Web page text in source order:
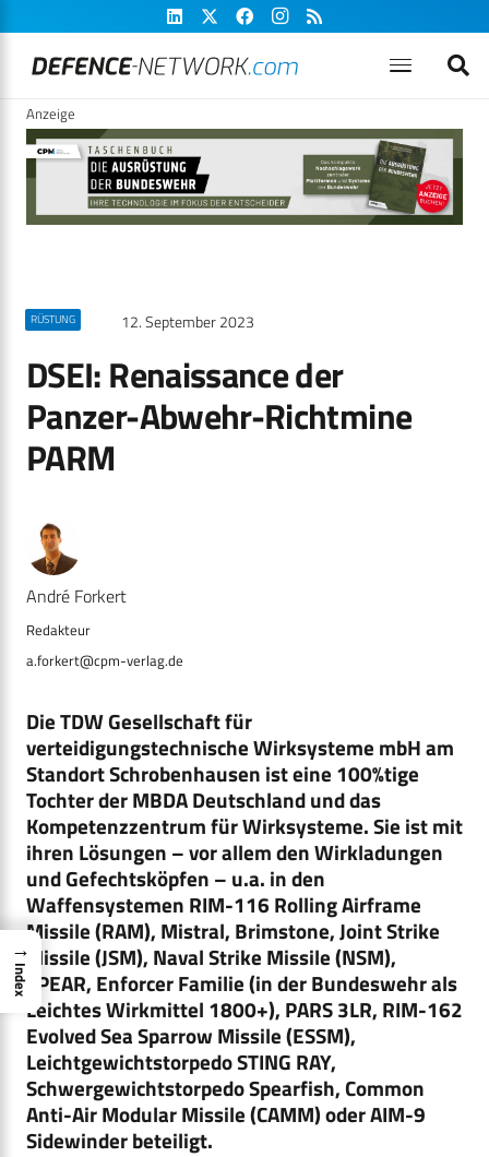
Anzeige
RÜSTUNG 12. September 2023
DSEI: Renaissance der
Panzer-Abwehr-Richtmine
PARM
André Forkert
a.forkert@cpm-verlag.de
Die TDW Gesellschaft für
verteidigungstechnische Wirksysteme mbH am
Standort Schrobenhausen ist eine 100%tige
Tochter der MBDA Deutschland und das
Kompetenzzentrum für Wirksysteme. Sie ist mit
ihren Lösungen – vor allem den Wirkladungen
und Gefechtsköpfen – u.a. in den
Waffensystemen RIM-116 Rolling Airframe
Missile (RAM), Mistral, Brimstone, Joint Strike
Missile (JSM), Naval Strike Missile (NSM),
SPEAR, Enforcer Familie (in der Bundeswehr als
Leichtes Wirkmittel 1800+), PARS 3LR, RIM-162
Evolved Sea Sparrow Missile (ESSM),
Leichtgewichtstorpedo STING RAY,
Schwergewichtstorpedo Spearfish, Common
Anti-Air Modular Missile (CAMM) oder AIM-9
Sidewinder beteiligt.
→
Index